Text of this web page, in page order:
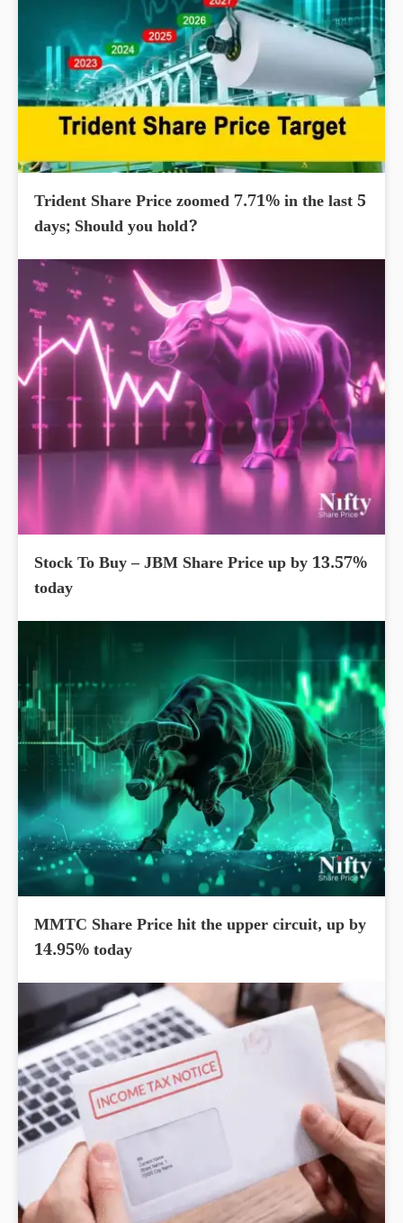
Trident Share Price zoomed 7.71% in the last 5
days; Should you hold?
Stock To Buy – JBM Share Price up by 13.57%
today
MMTC Share Price hit the upper circuit, up by
14.95% today